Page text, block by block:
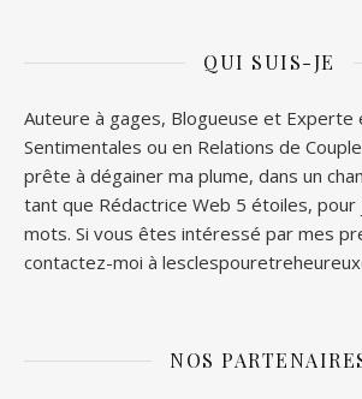
QUI SUIS-JE
Auteure à gages, Blogueuse et Experte
Sentimentales ou en Relations de
prête à dégainer ma plume, dans un
tant que Rédactrice Web 5 étoiles, pour
mots. Si vous êtes intéressé par mes
contactez-moi à
NOS